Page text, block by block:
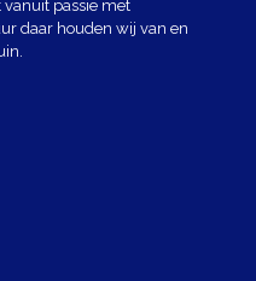
passie met
daar houden wij van en